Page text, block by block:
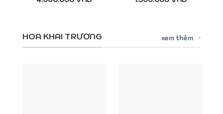
HOA KHAI TRƯƠNG xem thêm